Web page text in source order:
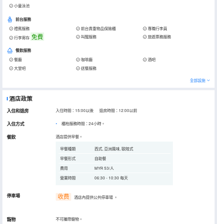
小童泳池
前台服務
禮賓服務 前台貴重物品保險櫃
專職行李員
行李寄存 免費 叫醒服務 旅遊票務服務
餐飲服務
餐廳 咖啡廳
酒吧
大堂吧
送餐服務
全部設施
酒店政策
入住和退房 入住時間：15:00以後 退房時間：12:00以前
入住方式 櫃枱服務時間：24小時。
餐飲 酒店提供早餐。
早餐種類
西式, 亞洲風味, 歐陸式
早餐形式
自助餐
費用
MYR 53/人
營業時間
06:30 - 10:30 每天
停車場 收费 酒店內提供公共停車場 。
寵物 不可攜帶寵物。